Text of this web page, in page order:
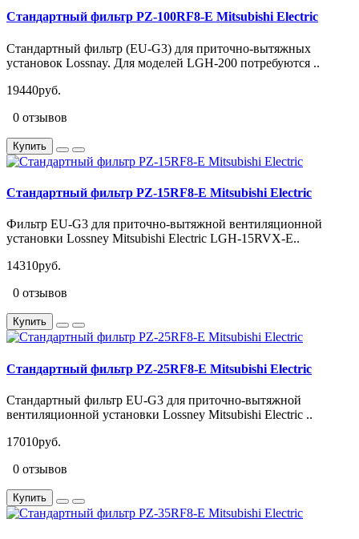
Стандартный фильтр PZ-100RF8-E Mitsubishi Electric
Стандартный фильтр (EU-G3) для приточно-вытяжных
установок Lossnay. Для моделей LGH-200 потребуются ..
19440руб.
0 отзывов
Купить
Стандартный фильтр PZ-15RF8-E Mitsubishi Electric
Фильтр EU-G3 для приточно-вытяжной вентиляционной
установки Lossney Mitsubishi Electric LGH-15RVX-E..
14310руб.
0 отзывов
Купить
Стандартный фильтр PZ-25RF8-E Mitsubishi Electric
Стандартный фильтр EU-G3 для приточно-вытяжной
вентиляционной установки Lossney Mitsubishi Electric ..
17010руб.
0 отзывов
Купить